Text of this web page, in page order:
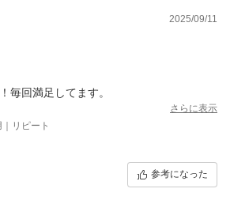
2025/09/11
毎回満足してます。
さらに表示
リピート
参考になった